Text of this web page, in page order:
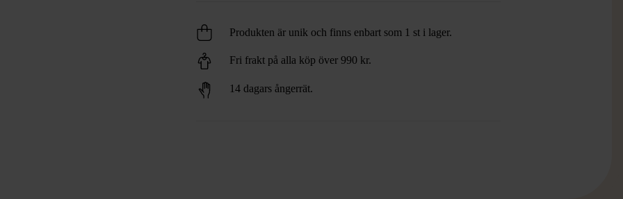
Produkten är unik och finns enbart som 1 st i lager.
Fri frakt på alla köp över 990 kr.
14 dagars ångerrät.